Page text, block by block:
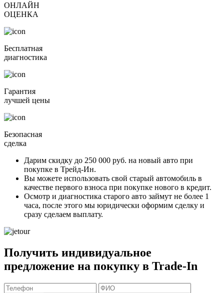
ОНЛАЙН
ОЦЕНКА
Бесплатная
диагностика
Гарантия
лучшей цены
Безопасная
сделка
Дарим скидку до 250 000 руб. на новый авто при
покупке в Трейд-Ин.
Вы можете использовать свой старый автомобиль в
качестве первого взноса при покупке нового в кредит.
Осмотр и диагностика старого авто займут не более 1
часа, после этого мы юридически оформим сделку и
сразу сделаем выплату.
Получить индивидуальное
предложение на покупку в Trade-In